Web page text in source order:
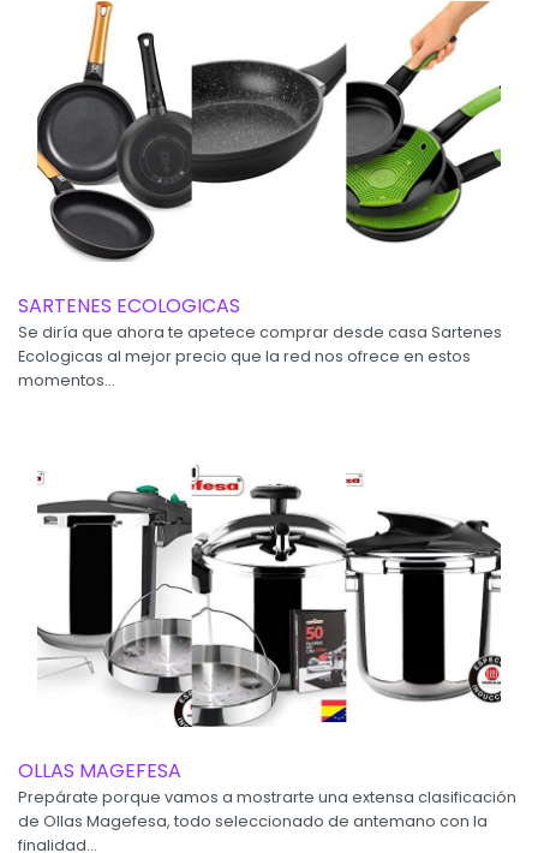
SARTENES ECOLOGICAS
Se diría que ahora te apetece comprar desde casa Sartenes
Ecologicas al mejor precio que la red nos ofrece en estos
momentos...
OLLAS MAGEFESA
Prepárate porque vamos a mostrarte una extensa clasificación
de Ollas Magefesa, todo seleccionado de antemano con la
finalidad...